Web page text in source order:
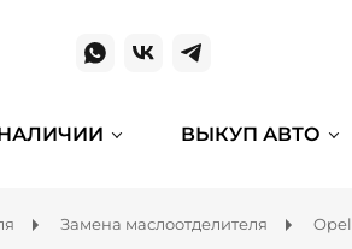
ВЫКУП АВТО
Замена маслоотделителя Opel